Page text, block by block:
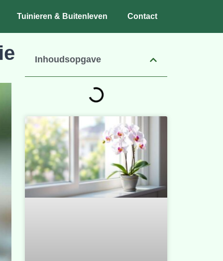
Tuinieren & Buitenleven Contact
Inhoudsopgave